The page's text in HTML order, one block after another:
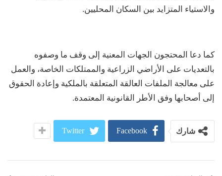
والاستياء المتزايد بين السكان المحليين.
كما دعا المحتجون الجهات المعنية إلى وقف ما وصفوه
بالتعديات على الأراضي الزراعية والممتلكات الخاصة، والعمل
على معالجة الملفات العالقة المتعلقة بالملكية وإعادة الحقوق
إلى أصحابها وفق الأطر القانونية المعتمدة.
شارك Facebook
Twitter